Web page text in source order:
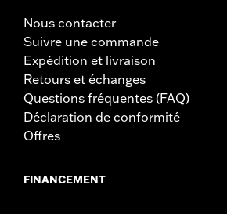
Nous contacter
Suivre une commande
Expédition et livraison
Retours et échanges
Questions fréquentes (FAQ)
Déclaration de conformité
Offres
FINANCEMENT